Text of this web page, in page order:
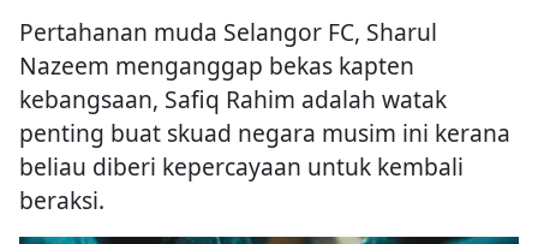
Pertahanan muda Selangor FC, Sharul
Nazeem menganggap bekas kapten
kebangsaan, Safiq Rahim adalah watak
penting buat skuad negara musim ini kerana
beliau diberi kepercayaan untuk kembali
beraksi.